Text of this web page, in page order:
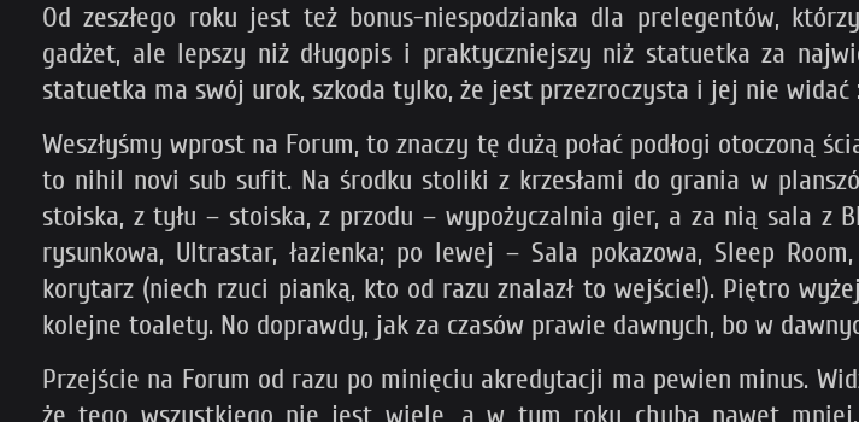
Od zeszłego roku jest też bonus-niespodzianka dla prelegentów,
gadżet, ale lepszy niż długopis i praktyczniejszy niż statuetka za
statuetka ma swój urok, szkoda tylko, że jest przezroczysta i jej nie widać
Weszłyśmy wprost na Forum, to znaczy tę dużą połać podłogi otoczoną
to nihil novi sub sufit. Na środku stoliki z krzesłami do grania w
stoiska, z tyłu – stoiska, z przodu – wypożyczalnia gier, a za nią sala z
rysunkowa, Ultrastar, łazienka; po lewej – Sala pokazowa, Sleep
korytarz (niech rzuci pianką, kto od razu znalazł to wejście!). Piętro
kolejne toalety. No doprawdy, jak za czasów prawie dawnych, bo w
Przejście na Forum od razu po minięciu akredytacji ma pewien minus.